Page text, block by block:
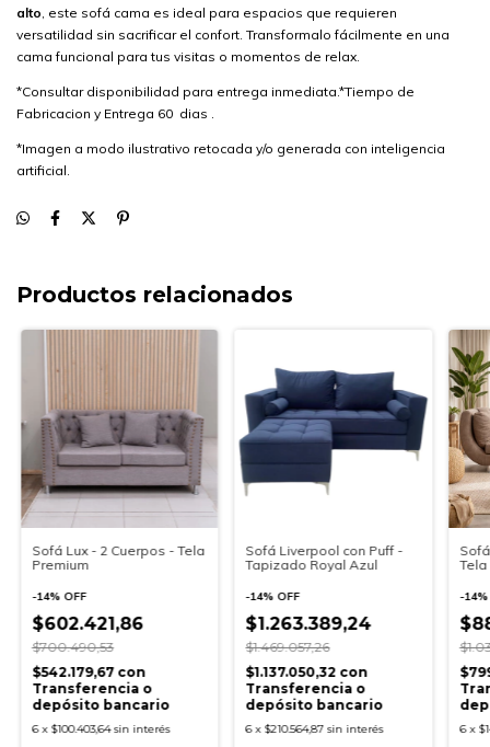
alto, este sofá cama es ideal para espacios que requieren
versatilidad sin sacrificar el confort. Transformalo fácilmente en una
cama funcional para tus visitas o momentos de relax.
*Consultar disponibilidad para entrega inmediata.*Tiempo de
Fabricacion y Entrega 60 dias .
*Imagen a modo ilustrativo retocada y/o generada con inteligencia
artificial.
Productos relacionados
Sofá Lux - 2 Cuerpos - Tela
Premium
-14% OFF
$602.421,86
$700.490,53
$542.179,67 con
Transferencia o
depósito bancario
6 x $100.403,64 sin interés
Sofá Liverpool con Puff -
Tapizado Royal Azul
-14%OFF
$1.263.389,24
$1.469.057,26
$1.137.050,32 con
Transferencia o
depósito bancario
6 x $210.564,87 sin interés
Tela
-14
6 x